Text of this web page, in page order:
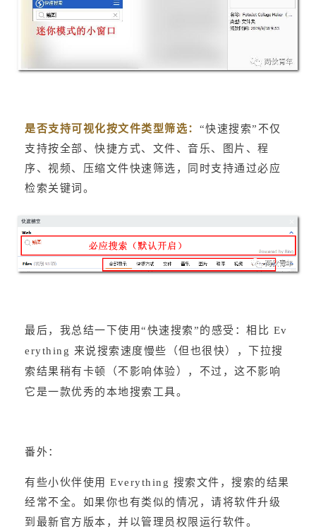
是否支持可视化按文件类型筛选： “快速搜索”不仅
支持按全部、快捷方式、文件、音乐、图片、程
序、视频、压缩文件快速筛选，同时支持通过必应
检索关键词。
最后，我总结一下使用“快速搜索”的感受：相比 Ev
erything 来说搜索速度慢些（但也很快），下拉搜
索结果稍有卡顿（不影响体验），不过，这不影响
它是一款优秀的本地搜索工具。
番外：
有些小伙伴使用 Everything 搜索文件，搜索的结果
经常不全。如果你也有类似的情况，请将软件升级
到最新官方版本，并以管理员权限运行软件。